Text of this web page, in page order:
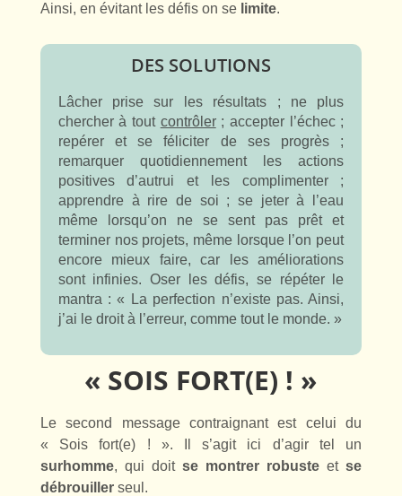
Ainsi, en évitant les défis on se limite.
DES SOLUTIONS
Lâcher prise sur les résultats ; ne plus
chercher à tout contrôler; accepter l’échec ;
repérer et se féliciter de ses progrès ;
remarquer quotidiennement les actions
positives d’autrui et les complimenter ;
apprendre à rire de soi ; se jeter à l’eau
même lorsqu’on ne se sent pas prêt et
terminer nos projets, même lorsque l’on peut
encore mieux faire, car les améliorations
sont infinies. Oser les défis, se répéter le
mantra : « La perfection n’existe pas. Ainsi,
j’ai le droit à l’erreur, comme tout le monde. »
« SOIS FORT(E) ! »
Le second message contraignant est celui du
« Sois fort(e) ! ». Il s’agit ici d’agir tel un
surhomme, qui doit se montrer robuste etse
débrouillerseul.